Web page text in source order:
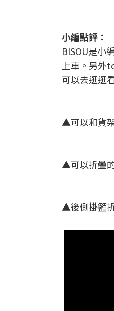
小編點評：
BISOU是小
上車。另外
可以去逛逛
▲可以和貨
▲可以折疊
▲後側掛籃